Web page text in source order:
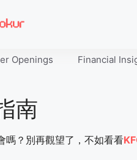
Openings Financial
南
嗎？別再觀望了，不如看看